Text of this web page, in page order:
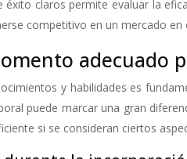
éxito claros permite evaluar la
competitivo en un mercado en
adecuado
y habilidades es
puede marcar una gran
si se consideran ciertos